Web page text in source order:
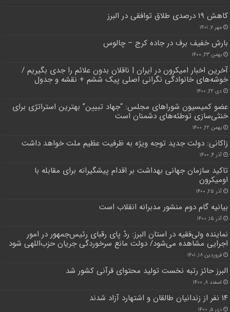
کاهش ۱۹ درصدی طلاق توافقی در البرز
مهر ۷, ۱۴۰۱
بارش خفیف برف در جاده کرج – چالوس
بهمن ۲۳, ۱۴۰۰
آخرین اخبار امیکرون در ایران | ناقلان بدون علائم را جدی بگیریم /
خوشه‌های خانوادگی نگرانی اصلی پیک ششم + نقشه و جدول
دی ۲۲, ۱۴۰۰
عضو کمیسیون شوراهای مجلس: “جهاد تبیین” بهترین استراتژی برای
خنثی‌سازی توطئه‌های دشمنان است
بهمن ۲۲, ۱۴۰۰
زاکانی: دولت جدید توجه ویژه به ظرفیت عظیم ملت خواهد داشت
آذر ۴, ۱۴۰۰
تاکید سازمان جهانی بهداشت بر اقدام پیشگیرانه برای مقابله با
اومیکرون
آذر ۲۵, ۱۴۰۰
بیانیه گام دوم منشور مدبرانه انقلاب است
آذر ۱۵, ۱۴۰۰
نماینده ولی‌فقیه در استان البرز: ردّ پای رقبای رئیس‌جمهور در امور
اجرایی مشاهده می‌شود/ دولت مانع سرخوردگی جریان حزب‌اللهی شود
فروردین ۱۸, ۱۴۰۱
البرز حائز رتبه نخست تولید محتوای قرآنی کشور شد
اسفند ۸, ۱۴۰۰
۱۴ نفر از زندانیان طالقان و اشتهارد آزاد شدند
دی ۵, ۱۴۰۰